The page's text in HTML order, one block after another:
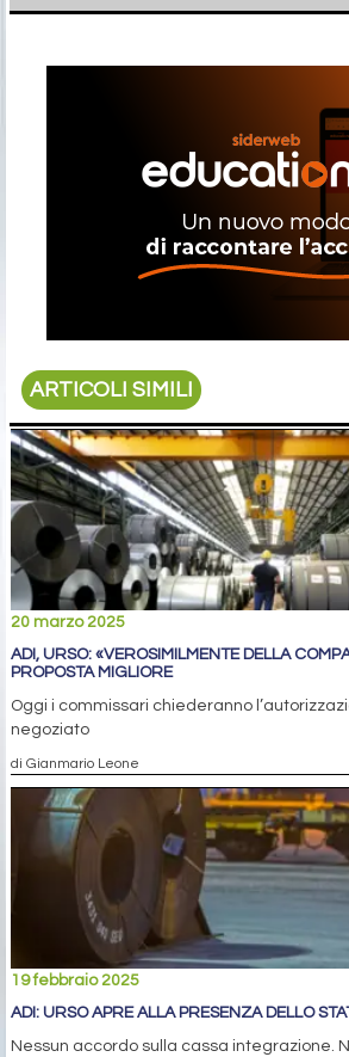
ARTICOLI SIMILI
20 marzo 2025
ADI, URSO: «VEROSIMILMENTE DELLA
PROPOSTA MIGLIORE
Oggi i commissari chiederanno
negoziato
di Gianmario Leone
19 febbraio 2025
ADI: URSO APRE ALLA PRESENZA DELLO
Nessun accordo sulla cassa integrazione.